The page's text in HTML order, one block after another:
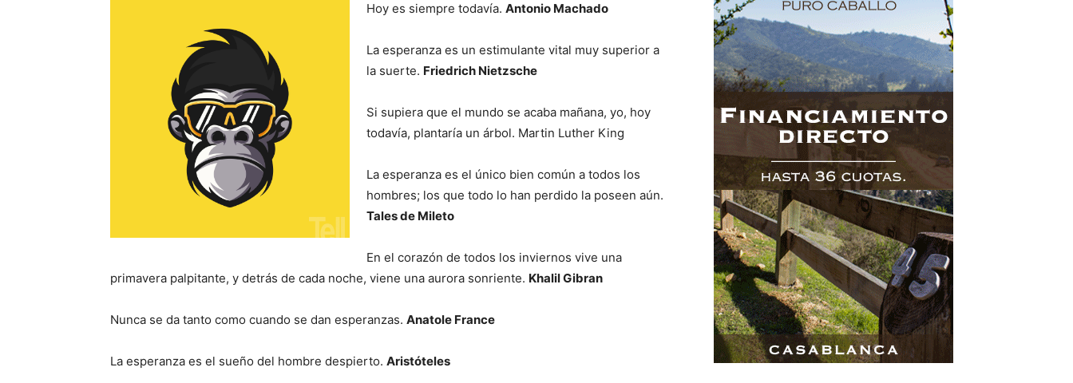
Hoy es siempre todavía. Antonio Machado
La esperanza es un estimulante vital muy superior a
la suerte. Friedrich Nietzsche
Si supiera que el mundo se acaba mañana, yo, hoy
todavía, plantaría un árbol. Martin Luther King
La esperanza es el único bien común a todos los
hombres; los que todo lo han perdido la poseen aún.
Tales de Mileto
En el corazón de todos los inviernos vive una
primavera palpitante, y detrás de cada noche, viene una aurora sonriente. Khalil Gibran
Nunca se da tanto como cuando se dan esperanzas. Anatole France
La esperanza es el sueño del hombre despierto. Aristóteles